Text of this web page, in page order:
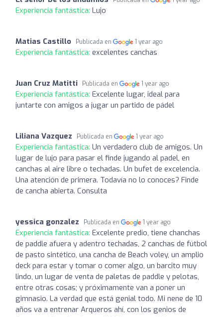
Experiencia fantástica: Lujo
Matias Castillo Publicada en 1 year ago
Experiencia fantástica: excelentes canchas
Juan Cruz Matitti Publicada en 1 year ago
Experiencia fantástica: Excelente lugar, ideal para
juntarte con amigos a jugar un partido de pádel
Liliana Vazquez Publicada en 1 year ago
Experiencia fantástica: Un verdadero club de amigos. Un
lugar de lujo para pasar el finde jugando al padel, en
canchas al aire libre o techadas. Un bufet de excelencia.
Una atención de primera. Todavía no lo conoces? Finde
de cancha abierta. Consulta
yessica gonzalez Publicada en 1 year ago
Experiencia fantástica: Excelente predio, tiene chanchas
de paddle afuera y adentro techadas, 2 canchas de fútbol
de pasto sintético, una cancha de Beach voley, un amplio
deck para estar y tomar o comer algo, un barcito muy
lindo, un lugar de venta de paletas de paddle y pelotas,
entre otras cosas; y próximamente van a poner un
gimnasio. La verdad que está genial todo. Mi nene de 10
años va a entrenar Arqueros ahí, con los genios de